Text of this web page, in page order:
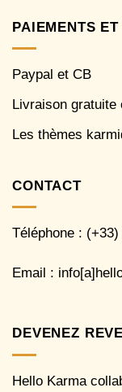
PAIEMENTS
Paypal et CB
Livraison gratuite
Les thèmes
CONTACT
Téléphone :
Email :
DEVENEZ
Hello Karma